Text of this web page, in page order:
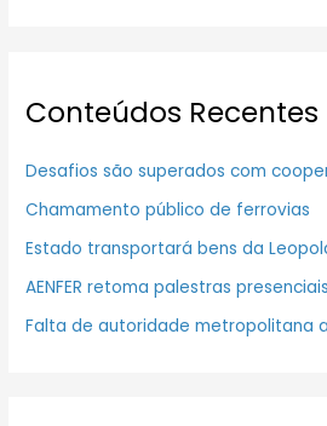
Conteúdos Recentes
Desafios são superados com
Chamamento público de ferrovias
Estado transportará bens da
AENFER retoma palestras presenciais
Falta de autoridade metropolitana